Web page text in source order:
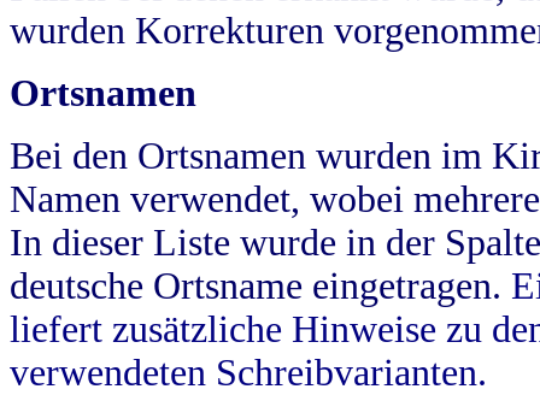
wurden Korrekturen
Ortsnamen
Bei den Ortsnamen wurden im
Namen verwendet, wobei
In dieser Liste wurde in der
deutsche Ortsname eingetragen.
liefert zusätzliche Hinweise zu
verwendeten Schreibvarianten.